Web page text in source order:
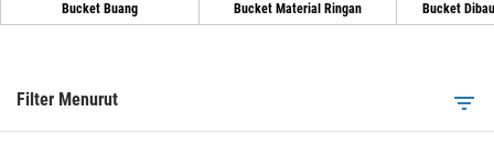
Bucket Buang Bucket Material Ringan Bucket
Filter Menurut filter_list